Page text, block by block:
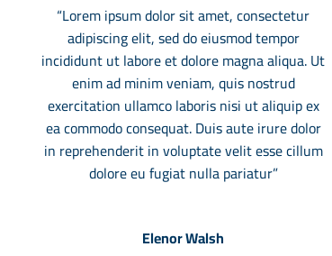
“Lorem ipsum dolor sit amet, consectetur
adipiscing elit, sed do eiusmod tempor
incididunt ut labore et dolore magna aliqua. Ut
enim ad minim veniam, quis nostrud
exercitation ullamco laboris nisi ut aliquip ex
ea commodo consequat. Duis aute irure dolor
in reprehenderit in voluptate velit esse cillum
dolore eu fugiat nulla pariatur”
Elenor Walsh